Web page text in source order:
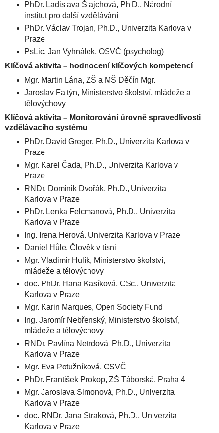
PhDr. Ladislava Šlajchová, Ph.D., Národní
institut pro další vzdělávání
PhDr. Václav Trojan, Ph.D., Univerzita Karlova v
Praze
PsLic. Jan Vyhnálek, OSVČ (psycholog)
Klíčová aktivita – hodnocení klíčových kompetencí
Mgr. Martin Lána, ZŠ a MŠ Děčín Mgr.
Jaroslav Faltýn, Ministerstvo školství, mládeže a
tělovýchovy
Klíčová aktivita – Monitorování úrovně spravedlivosti
vzdělávacího systému
PhDr. David Greger, Ph.D., Univerzita Karlova v
Praze
Mgr. Karel Čada, Ph.D., Univerzita Karlova v
Praze
RNDr. Dominik Dvořák, Ph.D., Univerzita
Karlova v Praze
PhDr. Lenka Felcmanová, Ph.D., Univerzita
Karlova v Praze
Ing. Irena Herová, Univerzita Karlova v Praze
Daniel Hůle, Člověk v tísni
Mgr. Vladimír Hulík, Ministerstvo školství,
mládeže a tělovýchovy
doc. PhDr. Hana Kasíková, CSc., Univerzita
Karlova v Praze
Mgr. Karin Marques, Open Society Fund
Ing. Jaromír Nebřenský, Ministerstvo školství,
mládeže a tělovýchovy
RNDr. Pavlína Netrdová, Ph.D., Univerzita
Karlova v Praze
Mgr. Eva Potužníková, OSVČ
PhDr. František Prokop, ZŠ Táborská, Praha 4
Mgr. Jaroslava Simonová, Ph.D., Univerzita
Karlova v Praze
doc. RNDr. Jana Straková, Ph.D., Univerzita
Karlova v Praze